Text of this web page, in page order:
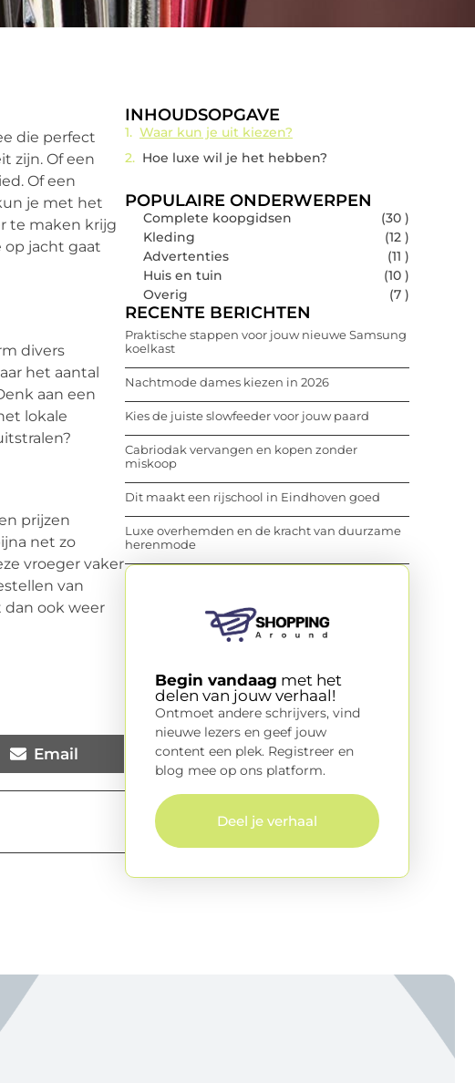
die perfect
zijn. Of een
Of een
je met het
te maken krijg
op jacht gaat
divers
het aantal
aan een
lokale
prijzen
net zo
vroeger vaker
van
dan ook weer
Email
INHOUDSOPGAVE
Waar kun je uit kiezen?
Hoe luxe wil je het hebben?
POPULAIRE ONDERWERPEN
Complete koopgidsen
(30 )
Kleding
(12 )
Advertenties
(11 )
Huis en tuin
(10 )
Overig
(7 )
RECENTE BERICHTEN
Praktische stappen voor jouw nieuwe Samsung
koelkast
Nachtmode dames kiezen in 2026
Kies de juiste slowfeeder voor jouw paard
Cabriodak vervangen en kopen zonder
miskoop
Dit maakt een rijschool in Eindhoven goed
Luxe overhemden en de kracht van duurzame
herenmode
Begin vandaag met het
delen van jouw verhaal!
Ontmoet andere schrijvers, vind
nieuwe lezers en geef jouw
content een plek. Registreer en
blog mee op ons platform.
Deel je verhaal